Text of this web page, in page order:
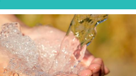
Ҳажингиз
Ўлим ва жаноза
Исломдаги ахлоқингиз